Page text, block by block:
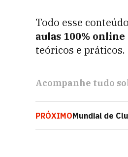
Todo esse
aulas 100% online
teóricos e práticos.
Acompanhe tudo
PRÓXIMOMundial de
times